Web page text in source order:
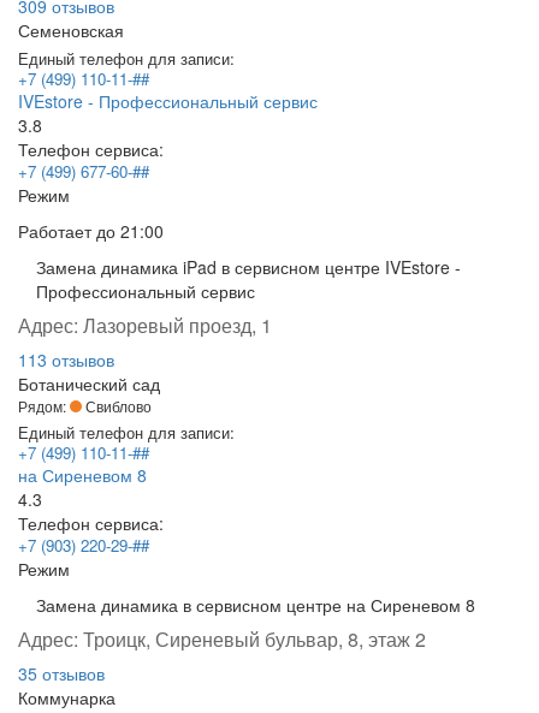
309 отзывов
Семеновская
Единый телефон для записи:
+7 (499) 110-11-##
IVEstore - Профессиональный сервис
3.8
Телефон сервиса:
+7 (499) 677-60-##
Режим
Работаетдо 21:00
Замена динамика iPad в сервисном центре IVEstore -
Профессиональный сервис
Адрес: Лазоревый проезд, 1
113 отзывов
Ботанический сад
Рядом: Свиблово
Единый телефон для записи:
+7 (499) 110-11-##
на Сиреневом 8
4.3
Телефон сервиса:
+7 (903) 220-29-##
Режим
Замена динамика в сервисном центре на Сиреневом 8
Адрес: Троицк, Сиреневый бульвар, 8, этаж 2
35 отзывов
Коммунарка